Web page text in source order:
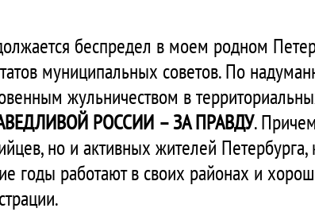
беспредел в моем родном
муниципальных советов. По
жульничеством в
РОССИИ – ЗА ПРАВДУ.
но и активных жителей
годы работают в своих районах и